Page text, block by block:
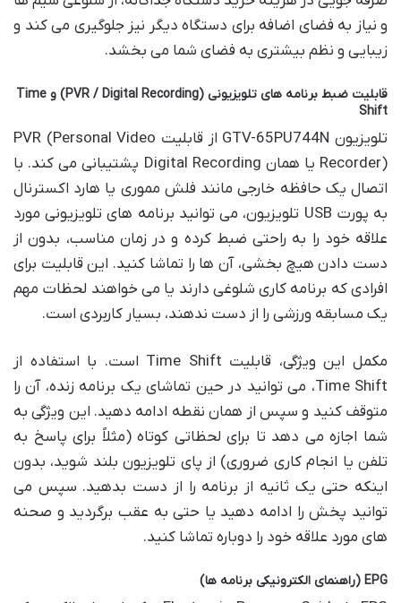
و نیاز به فضای اضافه برای دستگاه دیگر نیز جلوگیری می کند و
زیبایی و نظم بیشتری به فضای شما می بخشد.
قابلیت ضبط برنامه های تلویزیونی (PVR / Digital Recording) و Time
Shift
تلویزیون GTV-65PU744N از قابلیت PVR (Personal Video
Recorder) یا همان Digital Recording پشتیبانی می کند. با
اتصال یک حافظه خارجی مانند فلش مموری یا هارد اکسترنال
به پورت USB تلویزیون، می توانید برنامه های تلویزیونی مورد
علاقه خود را به راحتی ضبط کرده و در زمان مناسب، بدون از
دست دادن هیچ بخشی، آن ها را تماشا کنید. این قابلیت برای
افرادی که برنامه کاری شلوغی دارند یا می خواهند لحظات مهم
یک مسابقه ورزشی را از دست ندهند، بسیار کاربردی است.
مکمل این ویژگی، قابلیت Time Shift است. با استفاده از
Time Shift، می توانید در حین تماشای یک برنامه زنده، آن را
متوقف کنید و سپس از همان نقطه ادامه دهید. این ویژگی به
شما اجازه می دهد تا برای لحظاتی کوتاه (مثلاً برای پاسخ به
تلفن یا انجام کاری ضروری) از پای تلویزیون بلند شوید، بدون
اینکه حتی یک ثانیه از برنامه را از دست بدهید. سپس می
توانید پخش را ادامه دهید یا حتی به عقب برگردید و صحنه
های مورد علاقه خود را دوباره تماشا کنید.
EPG (راهنمای الکترونیکی برنامه ها)